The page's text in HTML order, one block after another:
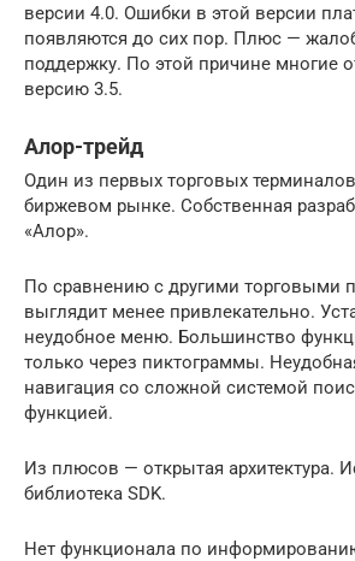
версии 4.0. Ошибки в этой версии
появляются до сих пор. Плюс —
поддержку. По этой причине многие
версию 3.5.
Алор-трейд
Один из первых торговых
биржевом рынке. Собственная
«Алор».
По сравнению с другими торговыми
выглядит менее привлекательно.
неудобное меню. Большинство
только через пиктограммы.
навигация со сложной системой
функцией.
Из плюсов — открытая архитектура.
библиотека SDK.
Нет функционала по